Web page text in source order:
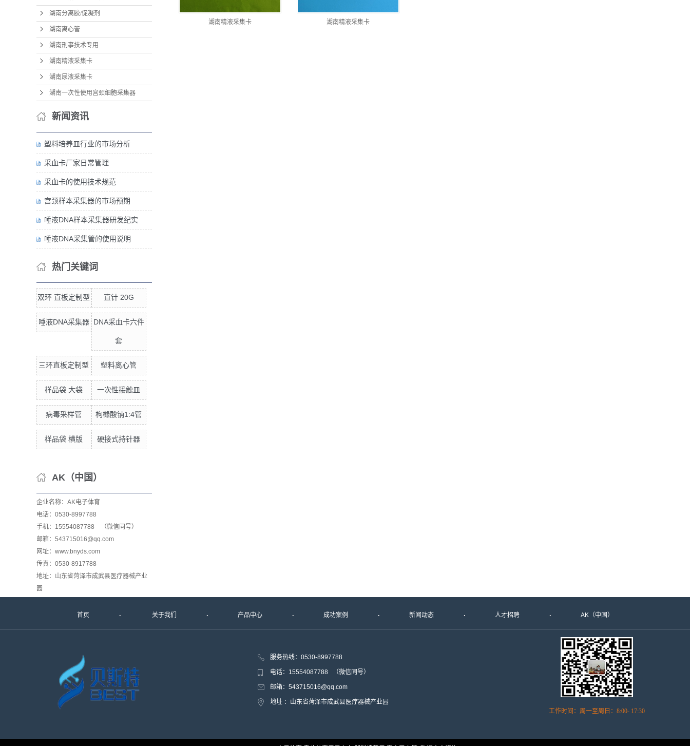
湖南分离胶/促凝剂
湖南离心管
湖南刑事技术专用
湖南精液采集卡
湖南尿液采集卡
湖南一次性使用宫颈细胞采集器
新闻资讯
塑料培养皿行业的市场分析
采血卡厂家日常管理
采血卡的使用技术规范
宫颈样本采集器的市场预期
唾液DNA样本采集器研发纪实
唾液DNA采集管的使用说明
热门关键词
双环 直板定制型 直针 20G
唾液DNA采集器 DNA采血卡六件
套
三环直板定制型 塑料离心管
样品袋 大袋 一次性接触皿
病毒采样管 枸橼酸钠1:4管
样品袋 横版 硬接式持针器
AK（中国）
企业名称：AK电子体育
电话：0530-8997788
手机：15554087788 （微信同号）
邮箱：543715016@qq.com
网址：www.bnyds.com
传真：0530-8917788
地址：山东省菏泽市成武县医疗器械产业
园
湖南精液采集卡 湖南精液采集卡
首页 关于我们 产品中心 成功案例 新闻动态 人才招聘 AK（中国）
服务热线：0530-8997788
电话：15554087788 （微信同号）
邮箱：543715016@qq.com
地址 ：山东省菏泽市成武县医疗器械产业园
工作时间：周一至周日：8:00- 17:30